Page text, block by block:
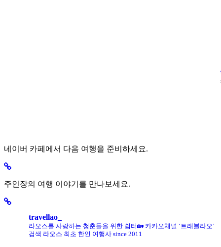
네이버 카페에서 다음 여행을 준비하세요.
주인장의 여행 이야기를 만나보세요.
travellao_
라오스를 사랑하는 청춘들을 위한 쉼터🏡 카카오채널 ‘트래블라오’
검색 라오스 최초 한인 여행사 since 2011